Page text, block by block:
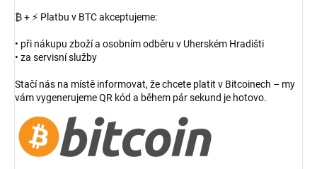
₿ + ⚡ Platbu v BTC akceptujeme:
• při nákupu zboží a osobním odběru v Uherském Hradišti
• za servisní služby
Stačí nás na místě informovat, že chcete platit v Bitcoinech – my
vám vygenerujeme QR kód a během pár sekund je hotovo.